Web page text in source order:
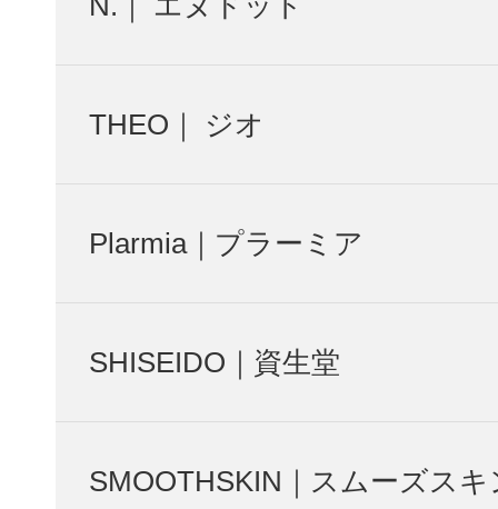
THEO｜ ジオ
Plarmia｜プラーミア
SHISEIDO｜資生堂
SMOOTHSKIN｜スムーズスキ